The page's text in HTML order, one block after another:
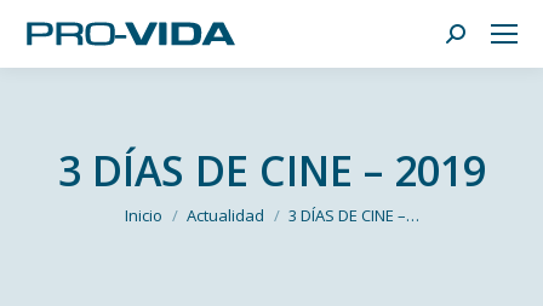
Buscar:
3 DÍAS DE CINE – 2019
Estás aquí:
Inicio Actualidad 3 DÍAS DE CINE –…